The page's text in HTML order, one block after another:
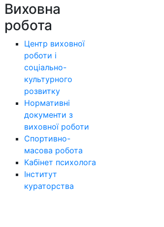
Виховна
робота
Центр виховної
роботи і
соціально-
культурного
розвитку
Нормативні
документи з
виховної роботи
Спортивно-
масова робота
Кабінет психолога
Інститут
кураторства